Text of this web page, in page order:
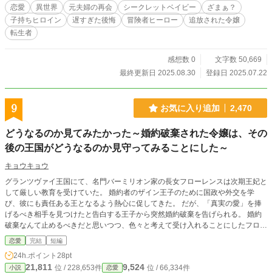
恋愛 異世界 元夫婦の再会 シークレットベイビー
ざまぁ？
子持ちヒロイン
遅すぎた後悔 冒険者ヒーロー
追放された令嬢
転生者
感想数 0
文字数 50,669
最終更新日 2025.08.30
登録日 2025.07.22
9 お気に入り追加 2,470
どうなるのか見てみたかった～婚約破棄された令嬢は、その
後の王国がどうなるのか見守ってみることにした～
キョウキョウ
グランツヴァイ王国にて、名門バーミリオン家の長女フローレンスは次期王妃と
して厳しい教育を受けていた。 婚約者のザイン王子のために国政や外交を学
び、彼にも責任ある王となるよう熱心に促してきた。 だが、「真実の愛」を捧
げるべき相手を見つけたと告白する王子から突然婚約破棄を告げられる。 婚約
破棄なんて止めるべきだと思いつつ、色々と考えて受け入れることにしたフロー
レンス。 彼女は北部の領地に戻り「自分が居なくなった後、王国がどうなるの
か見守ってみよう」と決意する。 領地に帰還した彼女は、レナードという貴族
の子息と婚約して、彼と協力して領地を繁栄させるために奮闘する。 一方、新
たな王妃アマリリスを迎えたザインの統治は混迷を極めていく。 観察者となっ
恋愛 完結 短編
24h.ポイント 28pt
小説 21,811 位 / 228,653件 恋愛 9,524 位 / 66,334件